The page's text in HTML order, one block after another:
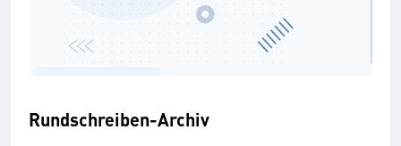
Rundschreiben-Archiv